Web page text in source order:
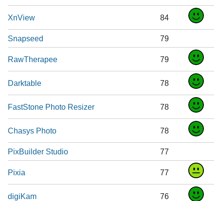
XnView 84
Snapseed 79
RawTherapee 79
Darktable 78
FastStone Photo Resizer 78
Chasys Photo 78
PixBuilder Studio 77
Pixia 77
digiKam 76